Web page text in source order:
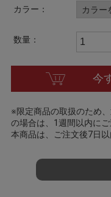
カラー：
数量：
今
※限定商品の取扱のため
の場合は、1週間以内にご
本商品は、ご注文後7日以